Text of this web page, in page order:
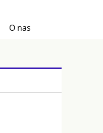
O nas